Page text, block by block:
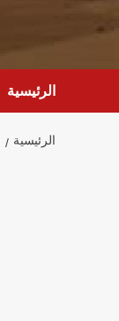
الرئيسية
الرئيسية